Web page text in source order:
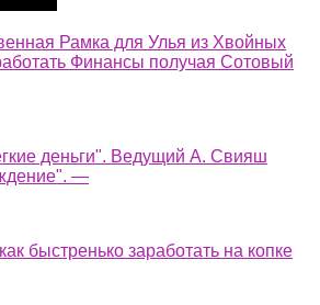
Рамка для Улья из Хвойных
Финансы получая Сотовый
деньги". Ведущий А. Свияш
—
быстренько заработать на копке